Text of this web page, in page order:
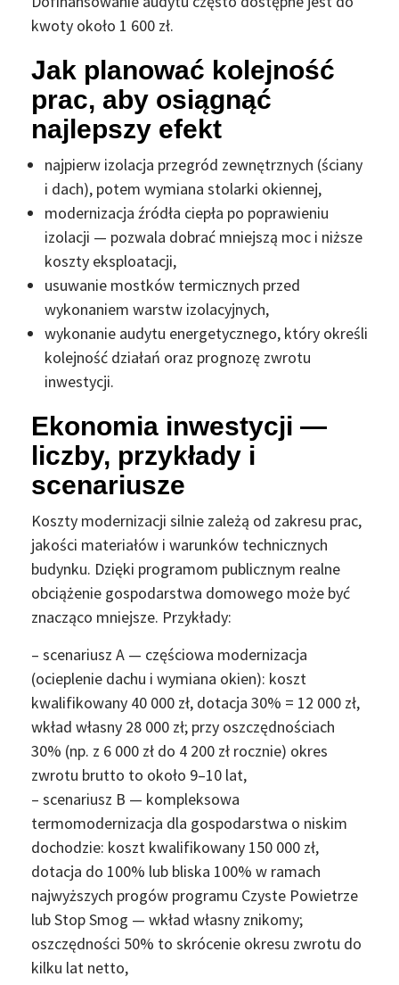
kwoty około 1 600 zł.
Jak planować kolejność
prac, aby osiągnąć
najlepszy efekt
najpierw izolacja przegród zewnętrznych (ściany
i dach), potem wymiana stolarki okiennej,
modernizacja źródła ciepła po poprawieniu
izolacji — pozwala dobrać mniejszą moc i niższe
koszty eksploatacji,
usuwanie mostków termicznych przed
wykonaniem warstw izolacyjnych,
wykonanie audytu energetycznego, który określi
kolejność działań oraz prognozę zwrotu
inwestycji.
Ekonomia inwestycji —
liczby, przykłady i
scenariusze
Koszty modernizacji silnie zależą od zakresu prac,
jakości materiałów i warunków technicznych
budynku. Dzięki programom publicznym realne
obciążenie gospodarstwa domowego może być
znacząco mniejsze. Przykłady:
– scenariusz A — częściowa modernizacja
(ocieplenie dachu i wymiana okien): koszt
kwalifikowany 40 000 zł, dotacja 30% = 12 000 zł,
wkład własny 28 000 zł; przy oszczędnościach
30% (np. z 6 000 zł do 4 200 zł rocznie) okres
zwrotu brutto to około 9–10 lat,
– scenariusz B — kompleksowa
termomodernizacja dla gospodarstwa o niskim
dochodzie: koszt kwalifikowany 150 000 zł,
dotacja do 100% lub bliska 100% w ramach
najwyższych progów programu Czyste Powietrze
lub Stop Smog — wkład własny znikomy;
oszczędności 50% to skrócenie okresu zwrotu do
kilku lat netto,